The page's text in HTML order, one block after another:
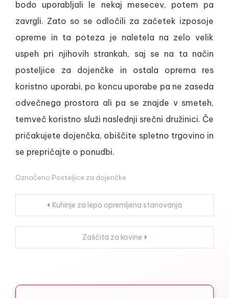
bodo uporabljali le nekaj mesecev, potem pa
zavrgli. Zato so se odločili za začetek izposoje
opreme in ta poteza je naletela na zelo velik
uspeh pri njihovih strankah, saj se na ta način
posteljice za dojenčke in ostala oprema res
koristno uporabi, po koncu uporabe pa ne zaseda
odvečnega prostora ali pa se znajde v smeteh,
temveč koristno služi naslednji srečni družinici. Če
pričakujete dojenčka, obiščite spletno trgovino in
se prepričajte o ponudbi.
Označeno Posteljice za dojenčke
Navigacija
prispevka
Kuhinje za lepo opremljena stanovanja
Zaščita za kovine